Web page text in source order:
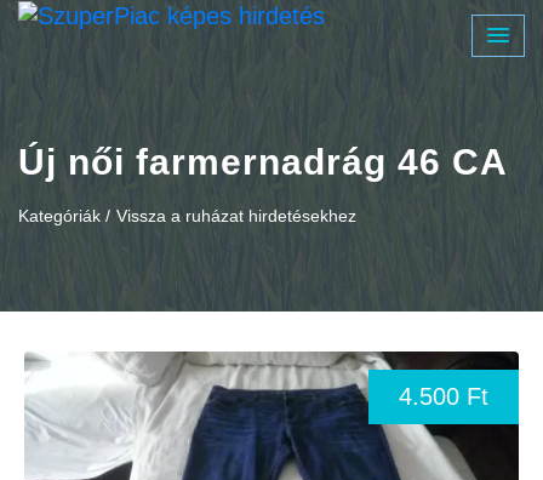
Új női farmernadrág 46 CA
Kategóriák / Vissza a ruházat hirdetésekhez
4.500 Ft